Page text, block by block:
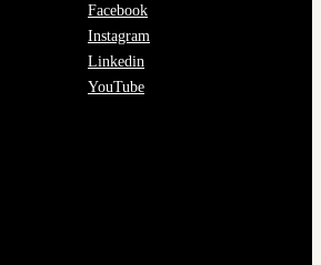
Facebook
Instagram
Linkedin
YouTube